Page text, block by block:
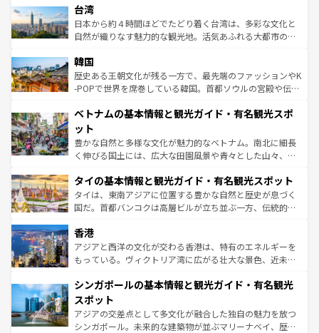
人々、おいしいローカルフードやハワイアンミュージッ
ク、伝統的なフラダンスなど、すべてがハワイの魅力を彩
っている。訪れるたびに新しい発見と感動が待っているハ
はコンテンツ一覧
リアリーフや大陸中央部にそびえるウルル（エアーズロッ
ク）、タスマニアの美しい原生林やケアンズの熱帯雨林な
ど、見どころがたくさん。また、カフェやワイン、オージ
いる。アクティビティも充実しており、サーフィンやダイ
ビング、ハイキングなど、アウトドア好きにはたまらな
い。オーストラリアの多彩な魅力を存分に味わいつくそ
参照してほしい。
台湾
日本から約４時間ほどでたどり着く台湾は、多彩な文化と
自然が織りなす魅力的な観光地。活気あふれる大都市の台
ン）、静ひつな山岳地帯である台湾東部など、都市の喧騒
と山間の静けさが共存しており、訪れる人に新しい発見と
驚きをもたらしてくれる。また、奥深い台湾の食文化も魅
容にもいいと評判のスイーツなど、バラエティ豊かな料理
照してほしい。
韓国
歴史ある王朝文化が残る一方で、最先端のファッションやK
-POPで世界を席巻している韓国。首都ソウルの宮殿や伝統
き、地方に足を延ばせば四季折々の自然美を楽しむことが
できる。そして、キムチや焼肉、絶品のストリートフード
まで、さまざまな韓国料理が待っている。夜には、韓国な
らではのナイトライフも堪能できる。あたたかいホスピタ
わってみてほしい。 なお、新着の韓国情報はコンテンツ一
覧 を参照してほしい。
ベトナムの基本情報と観光ガイド・有名観光スポ
ット
豊かな自然と多様な文化が魅力的なベトナム。南北に細長
く伸びる国土には、広大な田園風景や青々とした山々、世
急速な発展と共に伝統が息づく。ハノイの古い町並みやホ
ーチミン市のフランス統治時代の建物も、独特の雰囲気を
醸し出している。また、バラエティの豊かさとおいしさで
とつ。フォーやバインミー、ベトナムコーヒーなどは、ぜ
ひ現地で味わいたい。どの地域を訪れてもあたたかい人々
が旅行者を迎えてくれるので、きっと忘れられない旅にな
参照してほしい。
タイの基本情報と観光ガイド・有名観光スポット
タイは、東南アジアに位置する豊かな自然と歴史が息づく
国だ。首都バンコクは高層ビルが立ち並ぶ一方、伝統的な
の活気が交差している。北部ではチェンマイなどの山岳地
帯で自然と触れ合い、南部ではプーケットやクラビの美し
いビーチでリゾート気分を楽しむことができる。タイ料理
激する。気候は一年中温暖で、どの季節にも異なる楽しみ
が待っている。親しみやすいタイの人々、仏教を中心とし
た文化、そして多様な観光資源が、訪れる旅人を魅了し続
ける。 なお、新着のタイ情報はコンテンツ一覧を参照して
香港
アジアと西洋の文化が交わる香港は、特有のエネルギーを
もっている。ヴィクトリア湾に広がる壮大な景色、近未来
み、どこを訪れても感動するはず。観光スポットが密集し
ており、効率よく見どころを回れるのも魅力。息をのむよ
うな絶景から文化的な体験まで、香港を存分に楽しみ尽く
そう。 なお、新着の香港情報はコンテンツ一覧を参照して
シンガポールの基本情報と観光ガイド・有名観光
スポット
アジアの交差点として多文化が融合した独自の魅力を放つ
シンガポール。未来的な建築物が並ぶマリーナベイ、歴史